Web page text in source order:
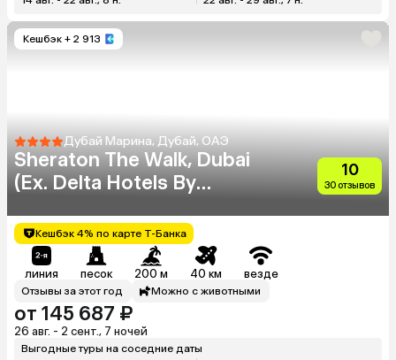
Кешбэк + 2 913
Дубай Марина, Дубай, ОАЭ
Sheraton The Walk, Dubai
(Ex. Delta Hotels By
10
30 отзывов
Кешбэк 4% по карте Т-Банка
линия песок 200 м 40 км везде
Отзывы за этот год Можно с животными
от 145 687 ₽
26 авг. - 2 сент., 7 ночей
Выгодные туры на соседние даты